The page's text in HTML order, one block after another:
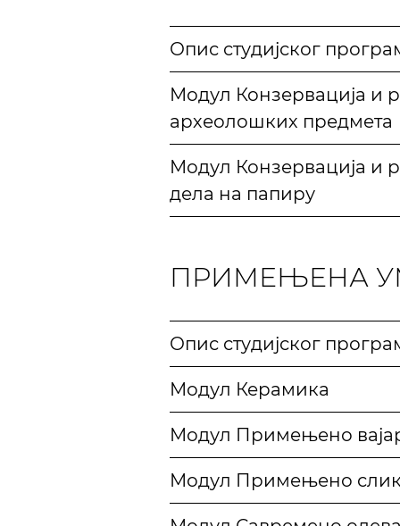
Опис студијског
Модул Конзервација и
археолошких предмета
Модул Конзервација и
дела на папиру
ПРИМЕЊЕНА
Опис студијског
Модул Керамика
Модул Примењено
Модул Примењено